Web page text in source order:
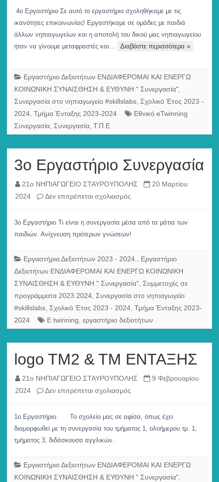
Εργαστήριο
4ο Εργαστήριο Σε αυτό το εργαστήριο σχοληθήκαμε με τις
ικανότητες επικοινωνίας! Εργαστήκαμε σε ομάδες με παιδιά
άλλων νηπιαγωγείων και η αποτολή του δικού μας νηπιαγωγείου
ήταν να γίνουμε μεταφραστές και…
Διαβάστε περισσότερα »
Εργαστήριο Δεξιοτήτων ΕΝΔΙΑΦΕΡΟΜΑΙ ΚΑΙ ΕΝΕΡΓΩ
ΚΟΙΝΩΝΙΚΗ ΣΥΝΑΙΣΘΗΣΗ & ΕΥΘΥΝΗ " Συνεργασία"
Συνεργασία στο νηπιαγωγείο #skillslabs Σχολικό Έτος 2023 -
2024 Τμήμα Ένταξης 2023-2024
Εθνικό eTwinning
Συνεργασία Συνεργασία Τ.Π.Ε
3ο Εργαστήριο Συνεργασία
21ο ΝΗΠΙΑΓΩΓΕΙΟ ΣΤΑΥΡΟΥΠΟΛΗΣ
20 Μαρτίου
2024
Δεν επιτρέπεται σχολιασμός
Εργαστήριο
Συνεργασία
3o Εργαστήριο Τι είναι η συνεργασία μέσα από τα μάτια των
παιδιών. Ανίχνευση πρότερων γνώσεων!
Εργαστήρια Δεξιοτήτων 2023 - 2024.
Εργαστήριο
Δεξιοτήτων ΕΝΔΙΑΦΕΡΟΜΑΙ ΚΑΙ ΕΝΕΡΓΩ ΚΟΙΝΩΝΙΚΗ
ΣΥΝΑΙΣΘΗΣΗ & ΕΥΘΥΝΗ " Συνεργασία" Συμμετοχές σε
προγράμματα 2023 2024 Συνεργασία στο νηπιαγωγείο
#skillslabs Σχολικό Έτος 2023 - 2024 Τμήμα Ένταξης 2023-
2024
E twinning εργαστήριο δεξιοτήτων
logo TM2 & TM ΕΝΤΑΞΗΣ
21ο ΝΗΠΙΑΓΩΓΕΙΟ ΣΤΑΥΡΟΥΠΟΛΗΣ
9 Φεβρουαρίου
2024
Δεν επιτρέπεται σχολιασμός
TM2
&
1ο Εργαστήριο Το σχολείο μας σε αφίσα, όπως έχει
διαμορφωθεί με τη συνεργασία του τμήματος 1, ολοήμερου τμ. 1,
τμήματος 3, διδάσκουσα αγγλικών.
Εργαστήριο Δεξιοτήτων ΕΝΔΙΑΦΕΡΟΜΑΙ ΚΑΙ ΕΝΕΡΓΩ
ΚΟΙΝΩΝΙΚΗ ΣΥΝΑΙΣΘΗΣΗ & ΕΥΘΥΝΗ " Συνεργασία"